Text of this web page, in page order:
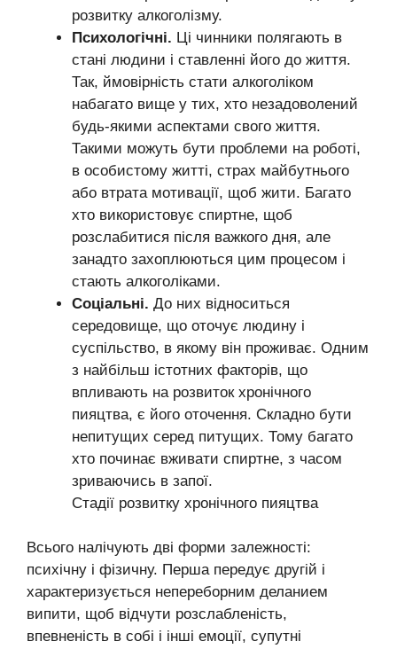
розвитку алкоголізму.
Психологічні. Ці чинники полягають в
стані людини і ставленні його до життя.
Так, ймовірність стати алкоголіком
набагато вище у тих, хто незадоволений
будь-якими аспектами свого життя.
Такими можуть бути проблеми на роботі,
в особистому житті, страх майбутнього
або втрата мотивації, щоб жити. Багато
хто використовує спиртне, щоб
розслабитися після важкого дня, але
занадто захоплюються цим процесом і
стають алкоголіками.
Соціальні. До них відноситься
середовище, що оточує людину і
суспільство, в якому він проживає. Одним
з найбільш істотних факторів, що
впливають на розвиток хронічного
пияцтва, є його оточення. Складно бути
непитущих серед питущих. Тому багато
хто починає вживати спиртне, з часом
зриваючись в запої.
Стадії розвитку хронічного пияцтва
Всього налічують дві форми залежності:
психічну і фізичну. Перша передує другій і
характеризується непереборним деланием
випити, щоб відчути розслабленість,
впевненість в собі і інші емоції, супутні